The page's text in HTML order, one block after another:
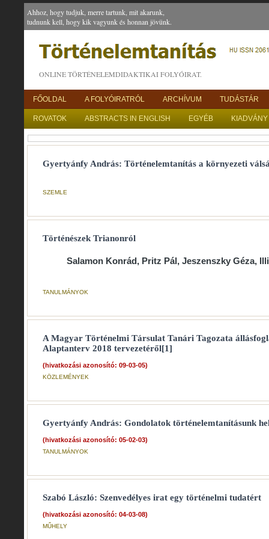
Ahhoz, hogy tudjuk, merre tartunk, mit akarunk,
tudnunk kell, hogy kik vagyunk és honnan jövünk.
ONLINE TÖRTÉNELEMDIDAKTIKAI FOLYÓIRAT.
FŐOLDAL A FOLYÓIRATRÓL ARCHÍVUM TUDÁSTÁR
ROVATOK ABSTRACTS IN ENGLISH EGYÉB
Gyertyánfy András: Történelemtanítás a környezeti
SZEMLE
Történészek Trianonról
Salamon Konrád, Pritz Pál, Jeszenszky Géza,
TANULMÁNYOK
A Magyar Történelmi Társulat Tanári Tagozata
Alaptanterv 2018 tervezetéről[1]
(hivatkozási azonosító: 09-03-05)
KÖZLEMÉNYEK
Gyertyánfy András: Gondolatok történelemtanításunk
(hivatkozási azonosító: 05-02-03)
TANULMÁNYOK
Szabó László: Szenvedélyes irat egy történelmi tudatért
(hivatkozási azonosító: 04-03-08)
MŰHELY